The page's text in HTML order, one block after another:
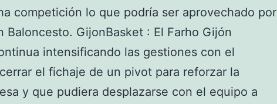
competición lo que podría ser aprovechado por
Baloncesto. GijonBasket : El Farho Gijón
intensificando las gestiones con el
el fichaje de un pivot para reforzar la
y que pudiera desplazarse con el equipo a